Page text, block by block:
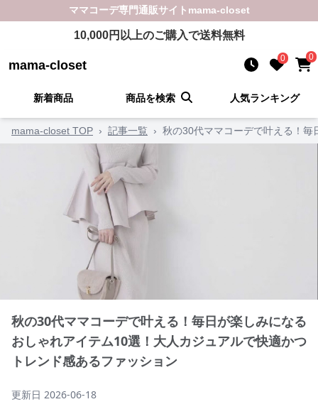
ママコーデ専門通販サイト mama-closet
10,000円以上のご購入で送料無料
mama-closet 0 0
新着商品 商品を検索 人気ランキング
mama-closet TOP › 記事一覧 › 秋の30代ママコーデで叶える！
秋の30代ママコーデで叶える！毎日が楽しみになる
おしゃれアイテム10選！大人カジュアルで快適かつ
トレンド感あるファッション
更新日 2026-06-18